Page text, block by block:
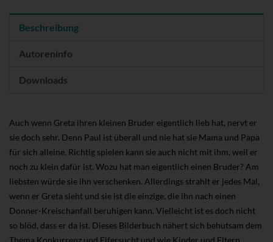
Beschreibung
Autoreninfo
Downloads
Auch wenn Greta ihren kleinen Bruder eigentlich lieb hat, nervt er
sie doch sehr. Denn Paul ist überall und nie hat sie Mama und Papa
für sich alleine. Richtig spielen kann sie auch nicht mit ihm, weil er
noch zu klein dafür ist. Wozu hat man eigentlich einen Bruder? Am
liebsten würde sie ihn verschenken. Allerdings strahlt er jedes Mal,
wenn er Greta sieht und sie ist die einzige, die ihn nach einen
Donner-Kreischanfall beruhigen kann. Vielleicht ist es doch nicht
so blöd, dass er da ist. Dieses Bilderbuch nähert sich behutsam dem